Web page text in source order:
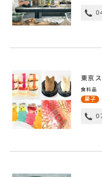
東京
食料品
菓子